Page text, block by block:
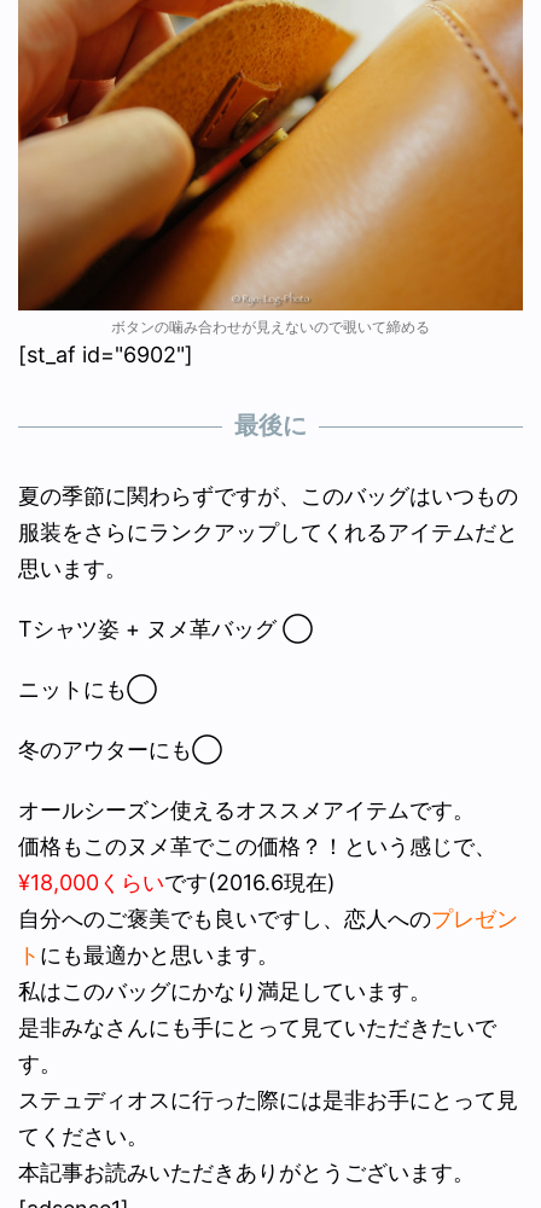
ボタンの噛み合わせが見えないので覗いて締める
[st_af id="6902"]
最後に
夏の季節に関わらずですが、このバッグはいつもの
服装をさらにランクアップしてくれるアイテムだと
思います。
Tシャツ姿 + ヌメ革バッグ ◯
ニットにも◯
冬のアウターにも◯
オールシーズン使えるオススメアイテムです。
価格もこのヌメ革でこの価格？！という感じで、
¥18,000くらいです(2016.6現在)
自分へのご褒美でも良いですし、恋人へのプレゼン
ト にも最適かと思います。
私はこのバッグにかなり満足しています。
是非みなさんにも手にとって見ていただきたいで
す。
ステュディオスに行った際には是非お手にとって見
てください。
本記事お読みいただきありがとうございます。